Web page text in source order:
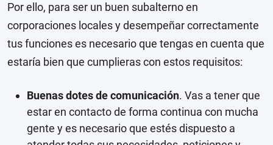
Por ello, para ser un buen subalterno en
corporaciones locales y desempeñar correctamente
tus funciones es necesario que tengas en cuenta que
estaría bien que cumplieras con estos requisitos:
Buenas dotes de comunicación. Vas a tener que
estar en contacto de forma continua con mucha
gente y es necesario que estés dispuesto a